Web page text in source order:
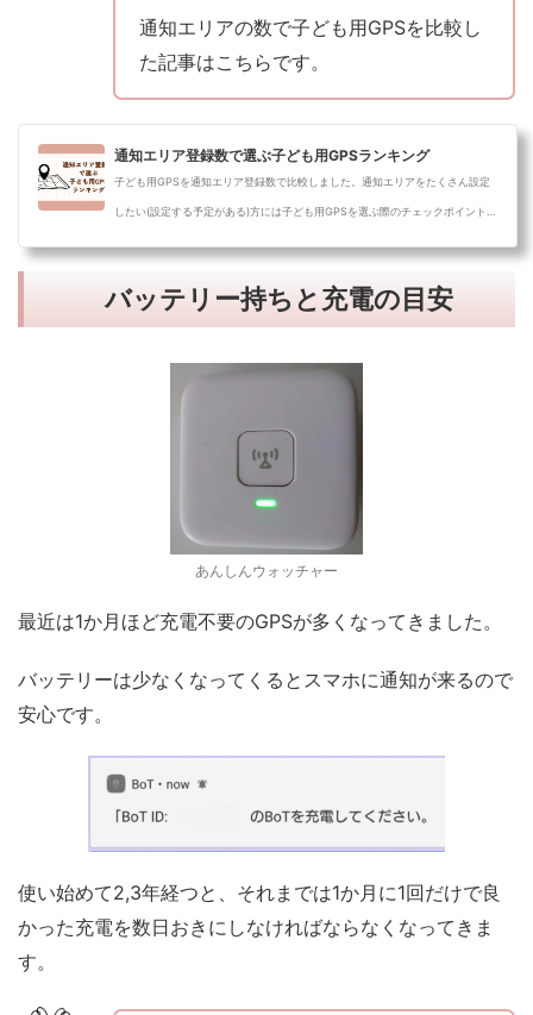
通知エリアの数で子ども用GPSを比較し
た記事はこちらです。
通知エリア登録数で選ぶ子ども用GPSランキング
子ども用GPSを通知エリア登録数で比較しました。通知エリアをたくさん設定
したい(設定する予定がある)方には子ども用GPSを選ぶ際のチェックポイントに
バッテリー持ちと充電の目安
あんしんウォッチャー
最近は1か月ほど充電不要のGPSが多くなってきました。
バッテリーは少なくなってくるとスマホに通知が来るので
安心です。
使い始めて2,3年経つと、それまでは1か月に1回だけで良
かった充電を数日おきにしなければならなくなってきま
す。